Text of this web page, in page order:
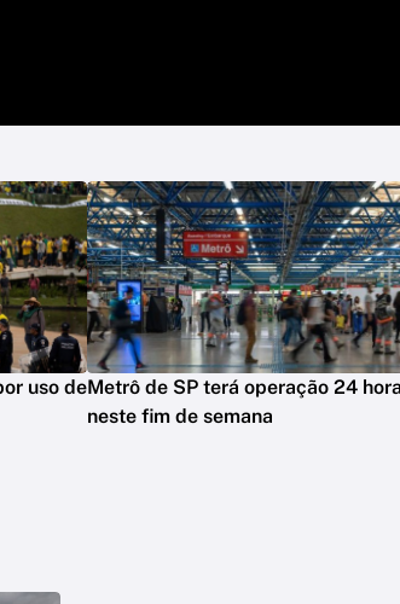
uso deMetrô de SP terá operação 24
neste fim de semana